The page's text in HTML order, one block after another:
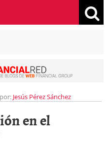
Jesús Pérez Sánchez
en el